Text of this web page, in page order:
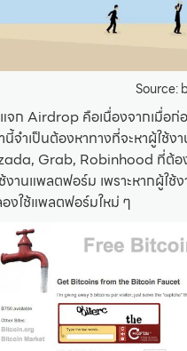
Source:
จก Airdrop คือเนื่องจากเมื่อ
จำเป็นต้องหาทางที่จะหาผู้ใช้
Grab, Robinhood ที่ต้อง
งานแพลตฟอร์ม เพราะหากผู้
งใช้แพลตฟอร์มใหม่ ๆ